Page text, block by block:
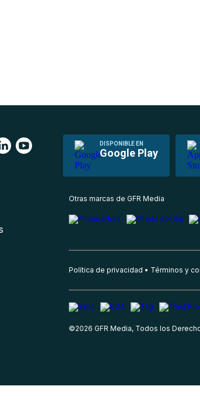
DISPONIBLE EN
Google Play
Otras marcas de GFR Media
Política de privacidad Términos y
©2026 GFR Media, Todos los